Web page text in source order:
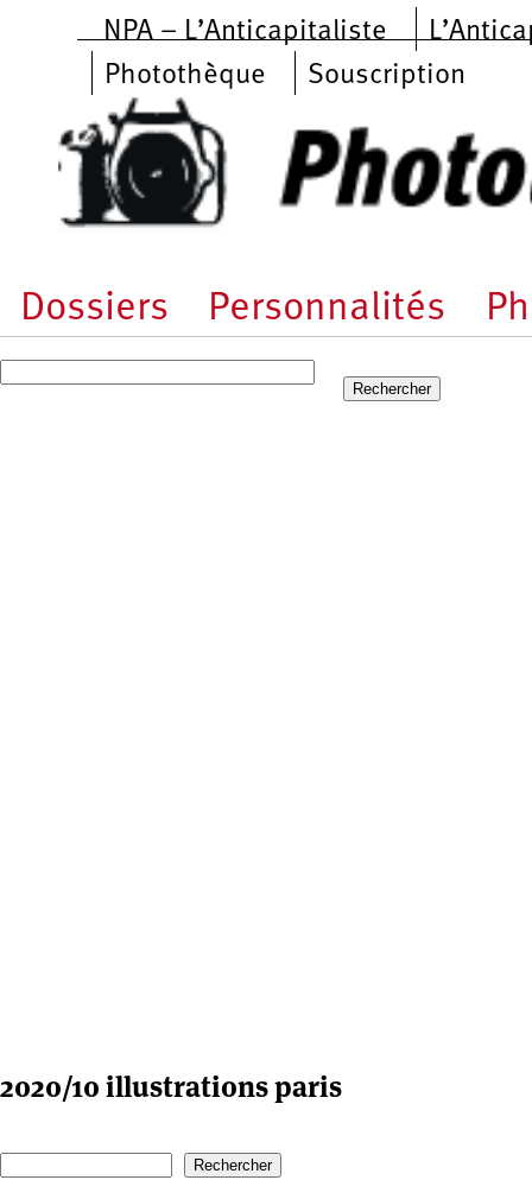
Aller au contenu principal
NPA – L’Anticapitaliste
Photothèque
Souscription
Dossiers Personnalités
2020/10 illustrations paris
Formulaire de recherche